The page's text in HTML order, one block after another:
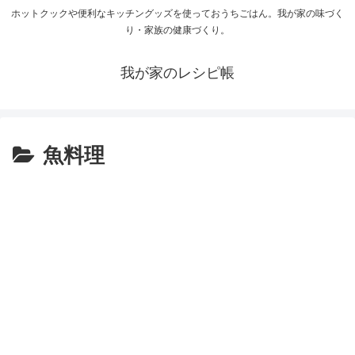
ホットクックや便利なキッチングッズを使っておうちごはん。我が家の味づく
り・家族の健康づくり。
我が家のレシピ帳
魚料理